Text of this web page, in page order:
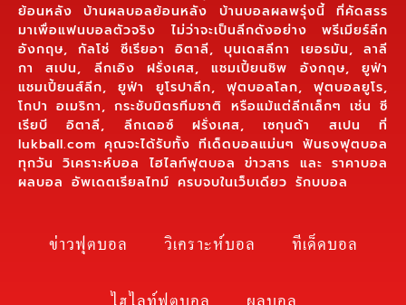
ย้อนหลัง บ้านผลบอลย้อนหลัง บ้านบอลผลพรุ่งนี้ ที่คัดสรร
มาเพื่อแฟนบอลตัวจริง ไม่ว่าจะเป็นลีกดังอย่าง พรีเมียร์ลีก
อังกฤษ, กัลโช่ ซีเรียอา อิตาลี, บุนเดสลีกา เยอรมัน, ลาลี
กา สเปน, ลีกเอิง ฝรั่งเศส, แชมเปี้ยนชิพ อังกฤษ, ยูฟ่า
แชมเปี้ยนส์ลีก, ยูฟ่า ยูโรปาลีก, ฟุตบอลโลก, ฟุตบอลยูโร,
โกปา อเมริกา, กระชับมิตรทีมชาติ หรือแม้แต่ลีกเล็กๆ เช่น ซี
เรียบี อิตาลี, ลีกเดอซ์ ฝรั่งเศส, เซกุนด้า สเปน ที่
lukball.com คุณจะได้รับทั้ง ทีเด็ดบอลแม่นๆ ฟันธงฟุตบอล
ทุกวัน วิเคราะห์บอล ไฮไลท์ฟุตบอล ข่าวสาร และ ราคาบอล
ผลบอล อัพเดตเรียลไทม์ ครบจบในเว็บเดียว รักบบอล
ข่าวฟุตบอล วิเคราะห์บอล
ทีเด็ดบอล